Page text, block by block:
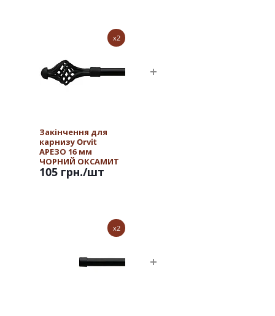
x2
Закінчення для
карнизу Orvit
АРЕЗО 16 мм
ЧОРНИЙ ОКСАМИТ
105 грн./шт
x2